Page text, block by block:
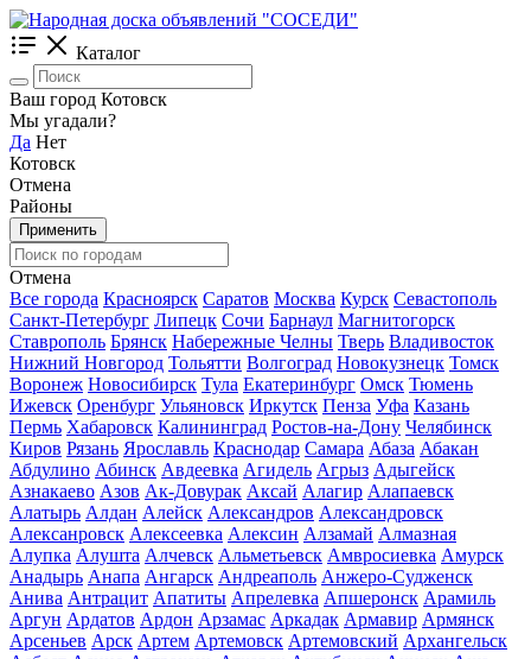
Каталог
Ваш город Котовск
Мы угадали?
Да Нет
Котовск
Отмена
Районы
Применить
Отмена
Все города Красноярск Саратов Москва Курск Севастополь
Санкт-Петербург Липецк Сочи Барнаул Магнитогорск
Ставрополь Брянск Набережные Челны Тверь Владивосток
Нижний Новгород Тольятти Волгоград Новокузнецк Томск
Воронеж Новосибирск Тула Екатеринбург Омск Тюмень
Ижевск Оренбург Ульяновск Иркутск Пенза Уфа Казань
Пермь Хабаровск Калининград Ростов-на-Дону Челябинск
Киров Рязань Ярославль Краснодар Самара Абаза Абакан
Абдулино Абинск Авдеевка Агидель Агрыз Адыгейск
Азнакаево Азов Ак-Довурак Аксай Алагир Алапаевск
Алатырь Алдан Алейск Александров Александровск
Алексанровск Алексеевка Алексин Алзамай Алмазная
Алупка Алушта Алчевск Альметьевск Амвросиевка Амурск
Анадырь Анапа Ангарск Андреаполь Анжеро-Судженск
Анива Антрацит Апатиты Апрелевка Апшеронск Арамиль
Аргун Ардатов Ардон Арзамас Аркадак Армавир Армянск
Арсеньев Арск Артем Артемовск Артемовский Архангельск